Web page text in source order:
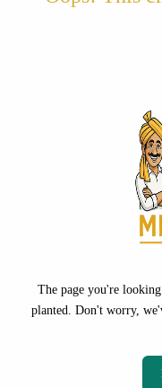
The page you're
planted. Don't worry,